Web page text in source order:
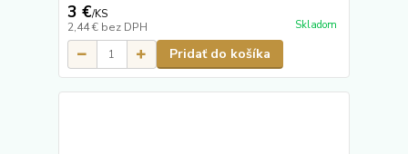
3 €/KS
2,44 € bez DPH Skladom
Pridať do košíka